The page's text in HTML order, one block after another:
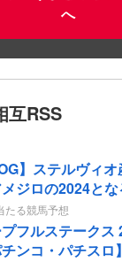
へ
互RSS
】ステルヴィ
メジロの2024と
歳情報
たる競馬予想
フルステークス
チンコ・パチスロ】